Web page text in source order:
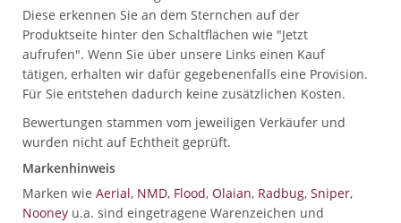
Diese erkennen Sie an dem Sternchen auf der
Produktseite hinter den Schaltflächen wie "Jetzt
aufrufen". Wenn Sie über unsere Links einen Kauf
tätigen, erhalten wir dafür gegebenenfalls eine Provision.
Für Sie entstehen dadurch keine zusätzlichen Kosten.
Bewertungen stammen vom jeweiligen Verkäufer und
wurden nicht auf Echtheit geprüft.
Markenhinweis
Marken wie Aerial, NMD, Flood, Olaian, Radbug, Sniper,
Nooney u.a. sind eingetragene Warenzeichen und